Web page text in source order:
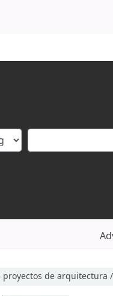
proyectos de arquitectura /